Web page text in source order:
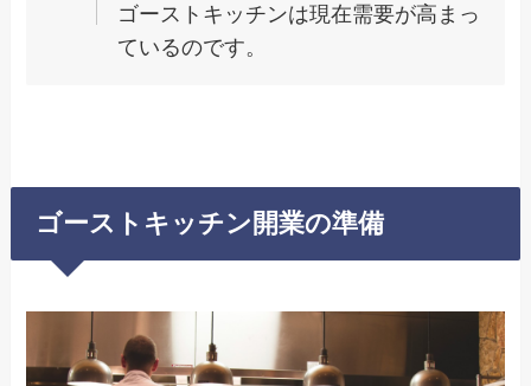
ゴーストキッチンは現在需要が高まっ
ているのです。
ゴーストキッチン開業の準備